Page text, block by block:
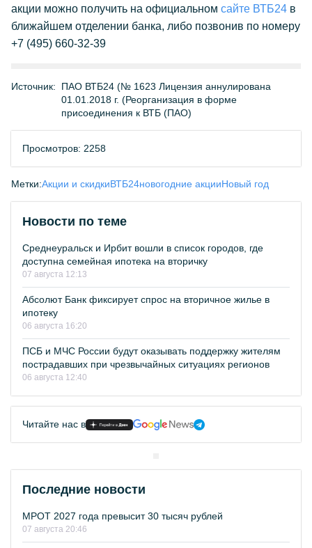
акции можно получить на официальном сайте ВТБ24 в
ближайшем отделении банка, либо позвонив по номеру
+7 (495) 660-32-39
Источник:
ПАО ВТБ24 (№ 1623 Лицензия аннулирована
01.01.2018 г. (Реорганизация в форме
присоединения к ВТБ (ПАО)
Просмотров: 2258
Метки:Акции и скидкиВТБ24новогодние акцииНовый год
Новости по теме
Среднеуральск и Ирбит вошли в список городов, где
доступна семейная ипотека на вторичку
07 августа 12:13
Абсолют Банк фиксирует спрос на вторичное жилье в
ипотеку
06 августа 16:20
ПСБ и МЧС России будут оказывать поддержку жителям
пострадавших при чрезвычайных ситуациях регионов
06 августа 12:40
Читайте нас в
Последние новости
МРОТ 2027 года превысит 30 тысяч рублей
07 августа 20:46